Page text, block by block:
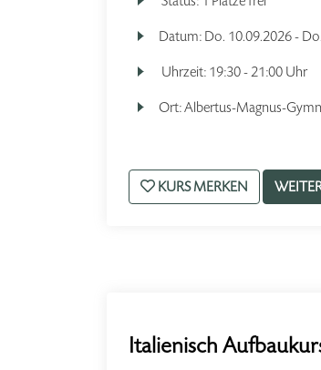
Datum: Do. 10.09.2026 - Do.
Uhrzeit: 19:30 - 21:00 Uhr
Ort:Albertus-Magnus-
KURS MERKEN
Italienisch